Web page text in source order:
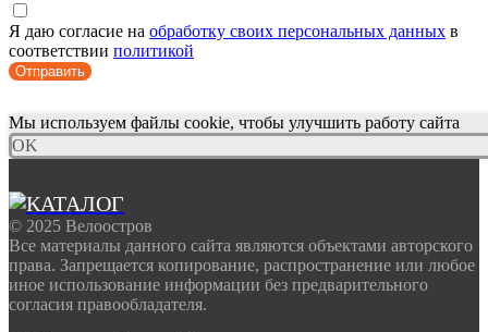
Я даю согласие на обработку своих персональных данных в
соответствии политикой
Отправить
Мы используем файлы cookie, чтобы улучшить работу сайта
OK
© 2025 Велоостров
Все материалы данного сайта являются объектами авторского
права. Запрещается копирование, распространение или любое
иное использование информации без предварительного
согласия правообладателя.